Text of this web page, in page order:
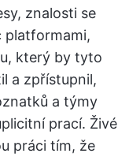
znalosti se
platformami,
který by tyto
a zpřístupnil,
a týmy
prací. Živé
práci tím, že